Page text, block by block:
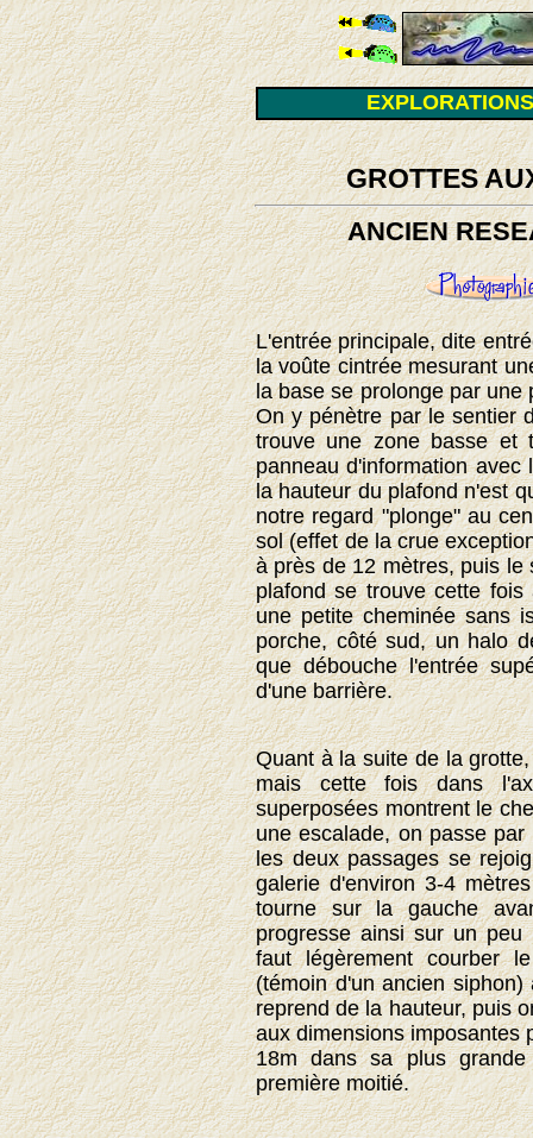
GROTTES
ANCIEN
L'entrée principale, dite
la voûte cintrée mesurant
la base se prolonge par une
On y pénètre par le sentier
trouve une zone basse et
panneau d'information
la hauteur du plafond n'est
notre regard "plonge" au
sol (effet de la crue
à près de 12 mètres, puis le
plafond se trouve cette
une petite cheminée sans
porche, côté sud, un halo
que débouche l'entrée
d'une barrière.
Quant à la suite de la
mais cette fois dans
superposées montrent le
une escalade, on passe
les deux passages se
galerie d'environ 3-4
tourne sur la gauche
progresse ainsi sur un
faut légèrement courber
(témoin d'un ancien
reprend de la hauteur, puis
aux dimensions imposantes
18m dans sa plus
première moitié.